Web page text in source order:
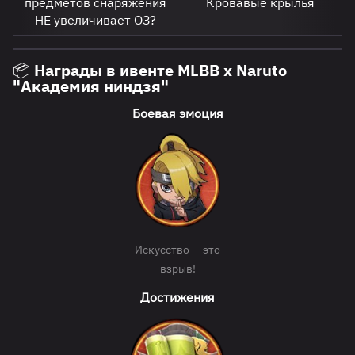
НЕ увеличивает ОЗ?
📦 Награды в ивенте MLBB x Naruto
"Академия ниндзя"
Боевая эмоция
Искусство — это
взрыв!
Достижения